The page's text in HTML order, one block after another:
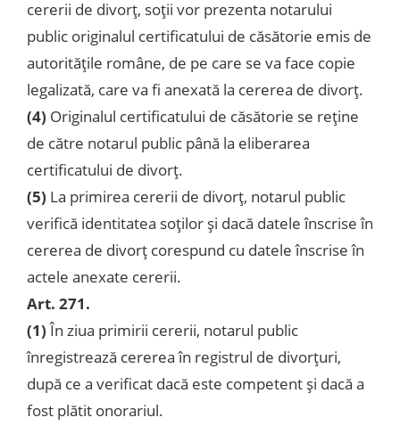
cererii de divorţ, soţii vor prezenta notarului
public originalul certificatului de căsătorie emis de
autorităţile române, de pe care se va face copie
legalizată, care va fi anexată la cererea de divorţ.
(4) Originalul certificatului de căsătorie se reţine
de către notarul public până la eliberarea
certificatului de divorţ.
(5) La primirea cererii de divorţ, notarul public
verifică identitatea soţilor şi dacă datele înscrise în
cererea de divorţ corespund cu datele înscrise în
actele anexate cererii.
Art. 271.
(1)În ziua primirii cererii, notarul public
înregistrează cererea în registrul de divorţuri,
după ce a verificat dacă este competent şi dacă a
fost plătit onorariul.